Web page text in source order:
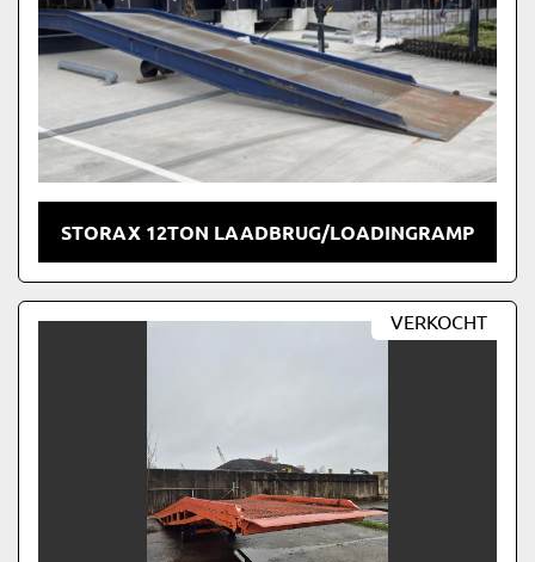
STORAX 12TON LAADBRUG/LOADINGRAMP
VERKOCHT